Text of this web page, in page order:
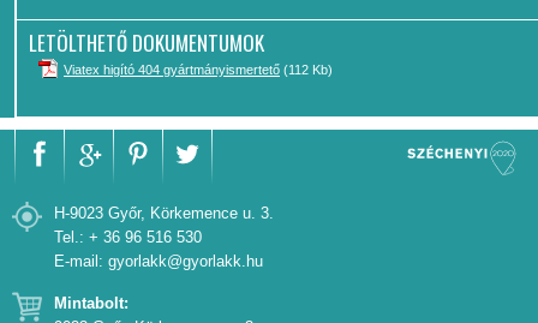
LETÖLTHETŐ DOKUMENTUMOK
Viatex higító 404 gyártmányismertető (112 Kb)
H-9023 Győr, Körkemence u. 3.
Tel.: + 36 96 516 530
E-mail: gyorlakk@gyorlakk.hu
Mintabolt: